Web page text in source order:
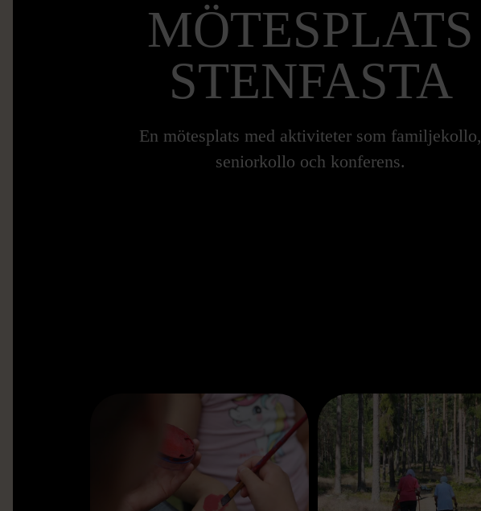
MÖTESPLATS
STENFASTA
En mötesplats med aktiviteter som familjekollo,
seniorkollo och konferens.